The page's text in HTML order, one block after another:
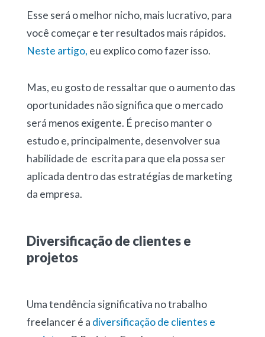
Esse será o melhor nicho, mais lucrativo, para
você começar e ter resultados mais rápidos.
Neste artigo, eu explico como fazer isso.
Mas, eu gosto de ressaltar que o aumento das
oportunidades não significa que o mercado
será menos exigente. É preciso manter o
estudo e, principalmente, desenvolver sua
habilidade de escrita para que ela possa ser
aplicada dentro das estratégias de marketing
da empresa.
Diversificação de clientes e
projetos
Uma tendência significativa no trabalho
freelancer é a diversificação de clientes e